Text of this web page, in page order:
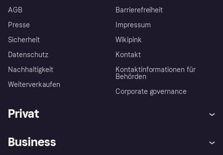
AGB
Presse
Sicherheit
Datenschutz
Nachhaltigkeit
Weiterverkaufen
Barrierefreiheit
Impressum
Wikipink
Kontakt
Kontaktinformationen für
Behörden
Corporate governance
Privat
Business